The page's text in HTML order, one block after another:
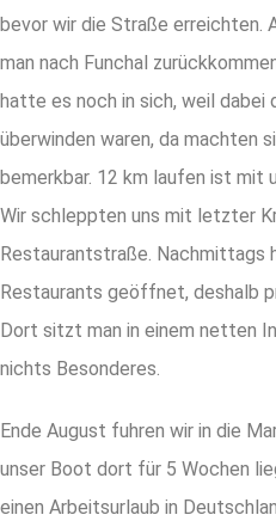
bevor wir die Straße erreichten.
man nach Funchal
hatte es noch in sich, weil dabei
überwinden waren, da machten
bemerkbar. 12 km laufen ist mit
Wir schleppten uns mit letzter
Restaurantstraße. Nachmittags
Restaurants geöffnet, deshalb
Dort sitzt man in einem netten
nichts Besonderes.
Ende August fuhren wir in die
unser Boot dort für 5 Wochen
einen Arbeitsurlaub in